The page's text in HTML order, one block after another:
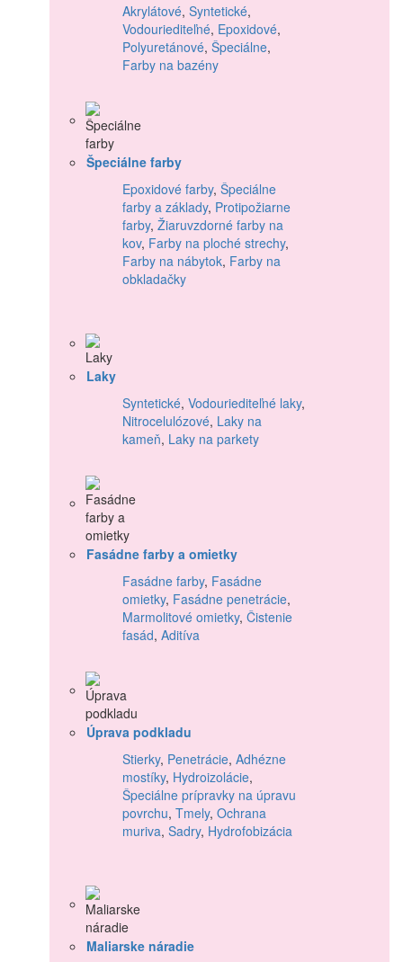
Akrylátové, Syntetické,
Vodouriediteľné, Epoxidové,
Polyuretánové, Špeciálne,
Farby na bazény
Špeciálne farby
Epoxidové farby, Špeciálne
farby a základy, Protipožiarne
farby, Žiaruvzdorné farby na
kov, Farby na ploché strechy,
Farby na nábytok, Farby na
obkladačky
Laky
Syntetické, Vodouriediteľné laky,
Nitrocelulózové, Laky na
kameň, Laky na parkety
Fasádne farby a omietky
Fasádne farby, Fasádne
omietky, Fasádne penetrácie,
Marmolitové omietky, Čistenie
fasád, Aditíva
Úprava podkladu
Stierky, Penetrácie, Adhézne
mostíky, Hydroizolácie,
Špeciálne prípravky na úpravu
povrchu, Tmely, Ochrana
muriva, Sadry, Hydrofobizácia
Maliarske náradie